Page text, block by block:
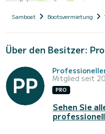
Samboat Bootsvermietung
Über den Besitzer:
Mitglied seit
PRO
Sehen Sie